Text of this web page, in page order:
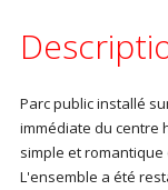
Parc public installé
immédiate du centre
simple et
L'ensemble a été